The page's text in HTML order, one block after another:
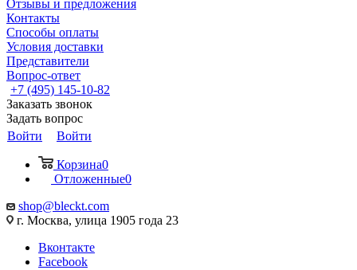
Отзывы и предложения
Контакты
Способы оплаты
Условия доставки
Представители
Вопрос-ответ
+7 (495) 145-10-82
Заказать звонок
Задать вопрос
Войти
Войти
Корзина0
Отложенные0
shop@bleckt.com
г. Москва, улица 1905 года 23
Вконтакте
Facebook